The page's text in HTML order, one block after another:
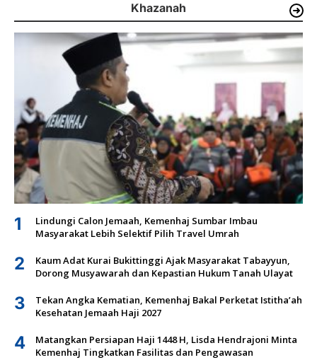
Khazanah
1
Lindungi Calon Jemaah, Kemenhaj Sumbar Imbau
Masyarakat Lebih Selektif Pilih Travel Umrah
2
Kaum Adat Kurai Bukittinggi Ajak Masyarakat Tabayyun,
Dorong Musyawarah dan Kepastian Hukum Tanah Ulayat
3
Tekan Angka Kematian, Kemenhaj Bakal Perketat Istitha’ah
Kesehatan Jemaah Haji 2027
4
Matangkan Persiapan Haji 1448 H, Lisda Hendrajoni Minta
Kemenhaj Tingkatkan Fasilitas dan Pengawasan